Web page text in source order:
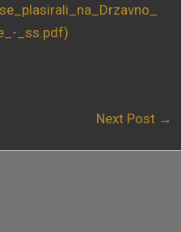
_ss.pdf)
Next Post →